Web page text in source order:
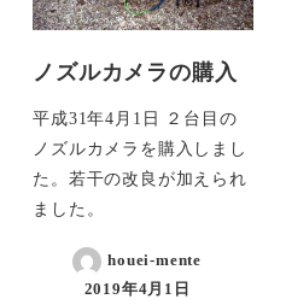
ノズルカメラの購入
平成31年4月1日 ２台目の
ノズルカメラを購入しまし
た。若干の改良が加えられ
ました。
houei-mente
2019年4月1日